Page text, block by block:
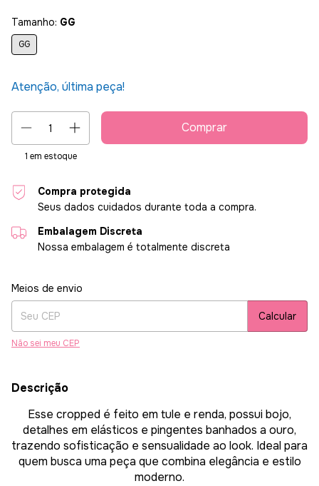
Tamanho: GG
GG
Atenção, última peça!
1 em estoque
Compra protegida
Seus dados cuidados durante toda a compra.
Embalagem Discreta
Nossa embalagem é totalmente discreta
Entregas para o CEP:
Meios de envio
Calcular
Não sei meu CEP
Descrição
Esse cropped é feito em tule e renda, possui bojo,
detalhes em elásticos e pingentes banhados a ouro,
trazendo sofisticação e sensualidade ao look. Ideal para
quem busca uma peça que combina elegância e estilo
moderno.